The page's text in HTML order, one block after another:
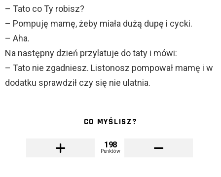
– Tato co Ty robisz?
– Pompuję mamę, żeby miała dużą dupę i cycki.
– Aha.
Na następny dzień przylatuje do taty i mówi:
– Tato nie zgadniesz. Listonosz pompował mamę i w
dodatku sprawdził czy się nie ulatnia.
CO MYŚLISZ?
198
Punktów